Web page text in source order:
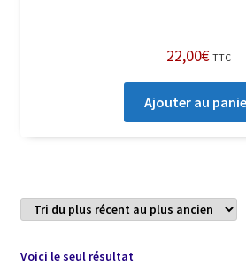
22,00€ TTC
Ajouter au
Voici le seul résultat